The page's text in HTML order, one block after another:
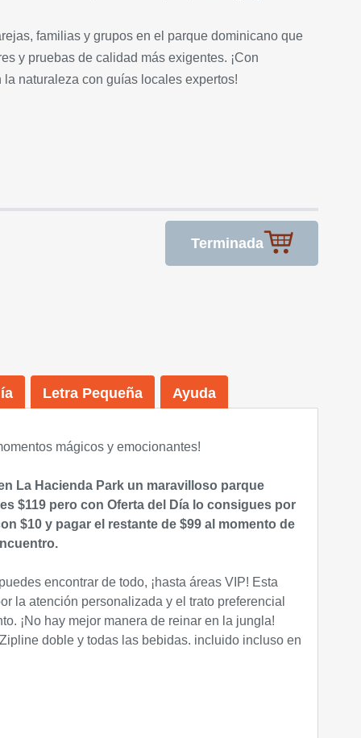
familias y grupos en el parque dominicano que
y pruebas de calidad más exigentes. ¡Con
naturaleza con guías locales expertos!
Terminada
Letra Pequeña Ayuda
mágicos y emocionantes!
La Hacienda Park un maravilloso parque
$119 pero con Oferta del Día lo consigues por
$10 y pagar el restante de $99 al momento de
encontrar de todo, ¡hasta áreas VIP! Esta
la atención personalizada y el trato preferencial
¡No hay mejor manera de reinar en la jungla!
doble y todas las bebidas. incluido incluso en